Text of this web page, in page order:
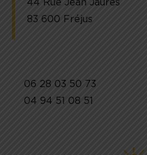
44 Rue Jean Jaures
83 600 Fréjus
06 28 03 50 73
04 94 51 08 51